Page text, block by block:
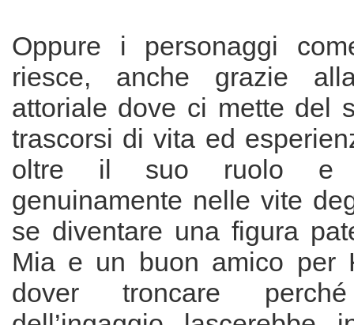
Oppure i personaggi
riesce, anche grazie
attoriale dove ci mette del
trascorsi di vita ed
oltre il suo ruolo e
genuinamente nelle vite
se diventare una figura
Mia e un buon amico per
dover troncare